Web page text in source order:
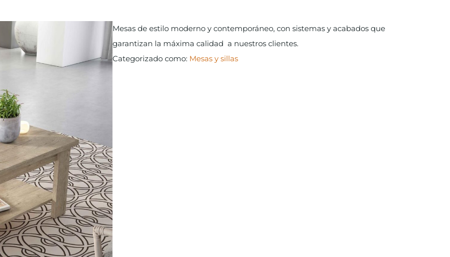
Mesas de estilo moderno y contemporáneo, con sistemas y acabados que
garantizan la máxima calidad a nuestros clientes.
Categorizado como: Mesas y sillas